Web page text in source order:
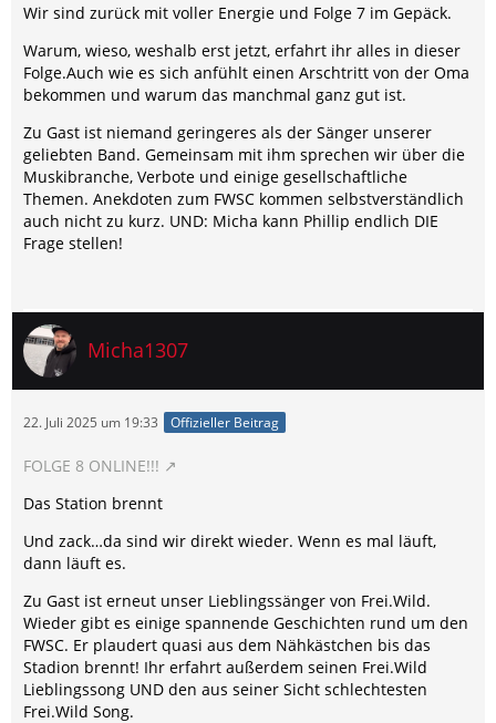
Wir sind zurück mit voller Energie und Folge 7 im Gepäck.
Warum, wieso, weshalb erst jetzt, erfahrt ihr alles in dieser
Folge.Auch wie es sich anfühlt einen Arschtritt von der Oma
bekommen und warum das manchmal ganz gut ist.
Zu Gast ist niemand geringeres als der Sänger unserer
geliebten Band. Gemeinsam mit ihm sprechen wir über die
Muskibranche, Verbote und einige gesellschaftliche
Themen. Anekdoten zum FWSC kommen selbstverständlich
auch nicht zu kurz. UND: Micha kann Phillip endlich DIE
Frage stellen!
Micha1307
22. Juli 2025 um 19:33 Offizieller Beitrag
FOLGE 8 ONLINE!!!
Das Station brennt
Und zack…da sind wir direkt wieder. Wenn es mal läuft,
dann läuft es.
Zu Gast ist erneut unser Lieblingssänger von Frei.Wild.
Wieder gibt es einige spannende Geschichten rund um den
FWSC. Er plaudert quasi aus dem Nähkästchen bis das
Stadion brennt! Ihr erfahrt außerdem seinen Frei.Wild
Lieblingssong UND den aus seiner Sicht schlechtesten
Frei.Wild Song.